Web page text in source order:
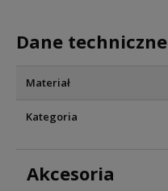
Dane techniczne
Materiał
Kategoria
Akcesoria